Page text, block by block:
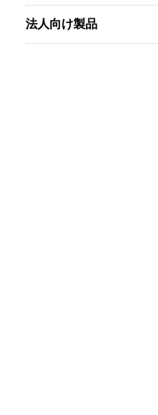
法人向け製品